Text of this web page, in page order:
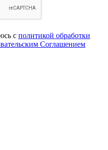
с политикой обработки
Соглашением